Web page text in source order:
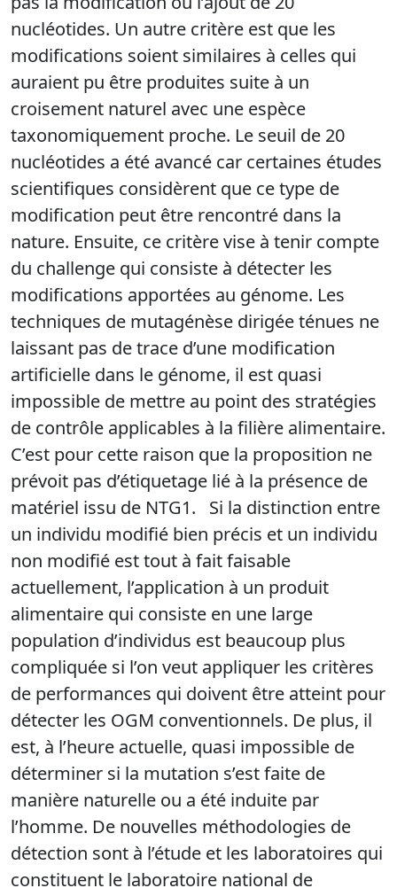
nucléotides. Un autre critère est que les
modifications soient similaires à celles qui
auraient pu être produites suite à un
croisement naturel avec une espèce
taxonomiquement proche. Le seuil de 20
nucléotides a été avancé car certaines études
scientifiques considèrent que ce type de
modification peut être rencontré dans la
nature. Ensuite, ce critère vise à tenir compte
du challenge qui consiste à détecter les
modifications apportées au génome. Les
techniques de mutagénèse dirigée ténues ne
laissant pas de trace d’une modification
artificielle dans le génome, il est quasi
impossible de mettre au point des stratégies
de contrôle applicables à la filière alimentaire.
C’est pour cette raison que la proposition ne
prévoit pas d’étiquetage lié à la présence de
matériel issu de NTG1. Si la distinction entre
un individu modifié bien précis et un individu
non modifié est tout à fait faisable
actuellement, l’application à un produit
alimentaire qui consiste en une large
population d’individus est beaucoup plus
compliquée si l’on veut appliquer les critères
de performances qui doivent être atteint pour
détecter les OGM conventionnels. De plus, il
est, à l’heure actuelle, quasi impossible de
déterminer si la mutation s’est faite de
manière naturelle ou a été induite par
l’homme. De nouvelles méthodologies de
détection sont à l’étude et les laboratoires qui
constituent le laboratoire national de